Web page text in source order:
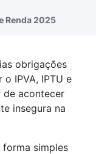
Renda 2025
obrigações
IPVA, IPTU e
de acontecer
insegura na
simples